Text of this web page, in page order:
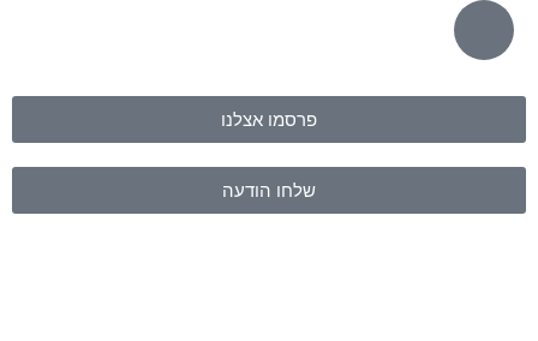
פרסמו אצלנו
שלחו הודעה